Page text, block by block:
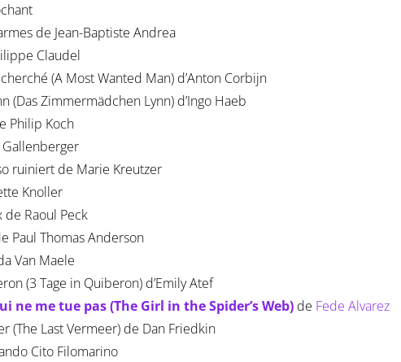
de Jean-Baptiste Andrea
Claudel
(A Most Wanted Man) d’Anton Corbijn
(Das Zimmermädchen Lynn) d’Ingo Haeb
Philip Koch
ruiniert de Marie Kreutzer
Knoller
de Raoul Peck
Paul Thomas Anderson
Van Maele
(3 Tage in Quiberon) d’Emily Atef
ne me tue pas (The Girl in the Spider’s Web) de Fede Alvarez
(The Last Vermeer) de Dan Friedkin
Cito Filomarino